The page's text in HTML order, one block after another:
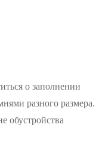
о заполнении
разного размера.
обустройства